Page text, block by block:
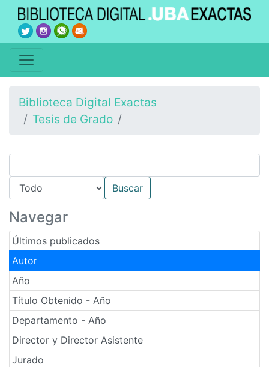
Biblioteca Digital Exactas
Tesis de Grado
Navegar
Últimos publicados
Autor
Año
Título Obtenido - Año
Departamento - Año
Director y Director Asistente
Jurado